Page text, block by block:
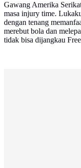
Gawang Amerika
masa injury time.
dengan tenang
merebut bola dan
tidak bisa dijangkau